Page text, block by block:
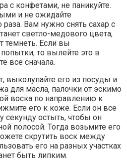
с конфетами, не паникуйте.
и не ожидайте
Вам нужно снять сахар с
светло-медового цвета,
темнеть. Если вы
то вылейте это в
все сначала.
выколупайте его из посуды и
для масла, палочки от эскимо
воска по направлению к
его к коже. Если он все
секунду остыть, чтобы он
полосой. Тогда возьмите его
скрутить воск между
его на разных участках
быть липким.